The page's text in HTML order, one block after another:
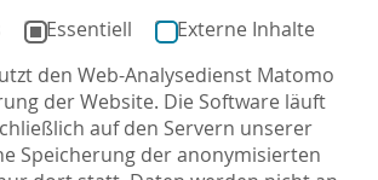
, 23.03.2018 , letzte
Essentiell
Externe Inhalte
den Web-Analysedienst Matomo
der Website. Die Software läuft
auf den Servern unserer
Speicherung der anonymisierten